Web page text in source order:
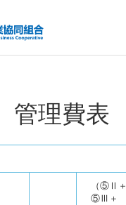
管理費表
（⑤Ⅱ＋
⑤Ⅲ＋